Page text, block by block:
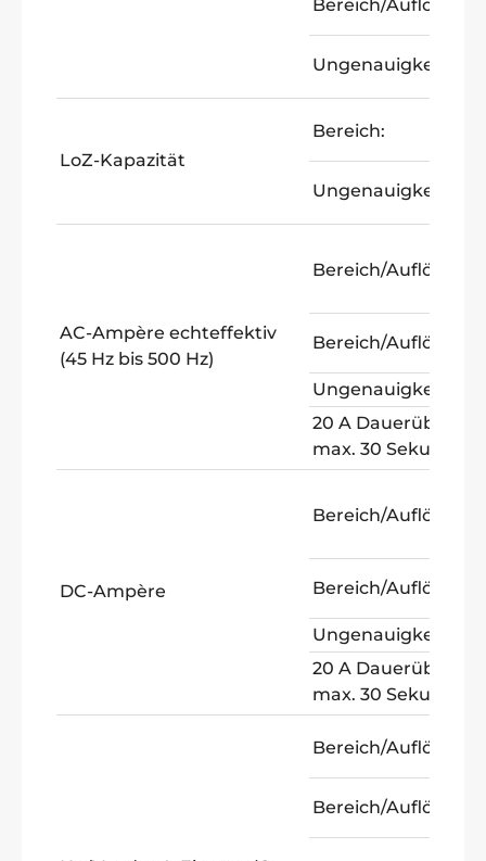
Bereich/Auflösung:
Ungenauigkeit:
LoZ-Kapazität
Bereich:
Ungenauigkeit:
AC-Ampère echteffektiv
(45 Hz bis 500 Hz)
Bereich/Auflösung:
Bereich/Auflösung:
Ungenauigkeit:
20 A
max. 30 Sekunden
DC-Ampère
Bereich/Auflösung:
Bereich/Auflösung:
Ungenauigkeit:
20 A
max. 30 Sekunden
Bereich/Auflösung:
Bereich/Auflösung: